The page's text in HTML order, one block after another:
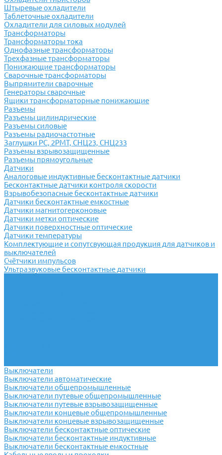
Штыревые охладители
Таблеточные охладители
Охладители для силовых модулей
Трансформаторы
Трансформаторы тока
Однофазные трансформаторы
Трехфазные трансформаторы
Понижающие трансформаторы
Сварочные трансформаторы
Выпрямители сварочные
Генераторы сварочные
Ящики трансформаторные понижающие
Разъемы
Разъемы цилиндрические
Разъемы силовые
Разъемы радиочастотные
Заглушки РС, 2РМТ, СНЦ23, СНЦ233
Разъемы взрывозащищенные
Разъемы прямоугольные
Датчики
Аналоговые индуктивные бесконтактные датчики
Бесконтактные датчики контроля скорости
Взрывобезопасные бесконтактные датчики
Датчики бесконтактные емкостные
Датчики магнитогерконовые
Датчики метки оптические
Датчики поверхностные оптические
Датчики температуры
Комплектующие и сопутсвующая продукция для датчиков и
выключателей
Счётчики импульсов
Ультразвуковые бесконтактные датчики
Выключатели
Выключатели автоматические
Выключатели общепромышленные
Выключатели путевые общепромышленные
Выключатели путевые взрывозащищенные
Выключатели концевые общепромышленные
Выключатели концевые взрывозащищенные
Выключатели бесконтактные оптические
Выключатели бесконтактные индуктивные
Выключатели бесконтактные емкостные